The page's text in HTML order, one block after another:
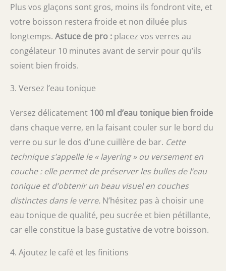
Plus vos glaçons sont gros, moins ils fondront vite, et
votre boisson restera froide et non diluée plus
longtemps. Astuce de pro : placez vos verres au
congélateur 10 minutes avant de servir pour qu’ils
soient bien froids.
3. Versez l’eau tonique
Versez délicatement 100 ml d’eau tonique bien froide
dans chaque verre, en la faisant couler sur le bord du
verre ou sur le dos d’une cuillère de bar. Cette
technique s’appelle le « layering » ou versement en
couche : elle permet de préserver les bulles de l’eau
tonique et d’obtenir un beau visuel en couches
distinctes dans le verre. N’hésitez pas à choisir une
eau tonique de qualité, peu sucrée et bien pétillante,
car elle constitue la base gustative de votre boisson.
4. Ajoutez le café et les finitions